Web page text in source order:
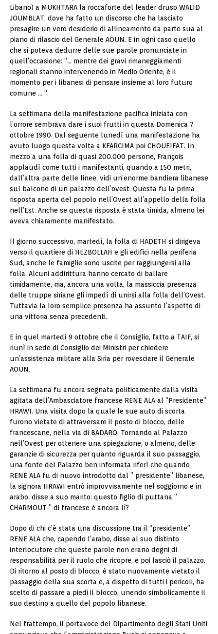
Libano) a MUKHTARA la roccaforte del leader druso WALID
JOUMBLAT, dove ha fatto un discorso che ha lasciato
presagire un vero desiderio di allineamento da parte sua al
piano di rilascio del Generale AOUN. E in ogni caso quello
che si poteva dedurre delle sue parole pronunciate in
quell’occasione: “… mentre dei gravi rimaneggiamenti
regionali stanno intervenendo in Medio Oriente, è il
momento per i libanesi di pensare insieme al loro futuro
comune … “.
La settimana della manifestazione pacifica iniziata con
l’orrore sembrava dare i suoi frutti in questa Domenica 7
ottobre 1990. Dal seguente lunedì una manifestazione ha
avuto luogo questa volta a KFARCIMA poi CHOUEIFAT. In
mezzo a una folla di quasi 200.000 persone, François
applaudì come tutti i manifestanti, quando a 150 metri,
dall’altra parte delle linee, vidi un’enorme bandiera libanese
sul balcone di un palazzo dell’ovest. Questa fu la prima
risposta aperta del popolo nell’Ovest all’appello della folla
nell’Est. Anche se questa risposta è stata timida, almeno lei
aveva chiaramente manifestato.
Il giorno successivo, martedì, la folla di HADETH si dirigeva
verso il quartiere di HEZBOLLAH e gli edifici nella periferia
Sud, anche le famiglie sono uscite per raggiungersi alla
folla. Alcuni addirittura hanno cercato di ballare
timidamente, ma, ancora una volta, la massiccia presenza
delle truppe siriane gli impedì di unirsi alla folla dell’Ovest.
Tuttavia la loro semplice presenza ha assunto l’aspetto di
una vittoria senza precedenti.
E in quel martedì 9 ottobre che il Consiglio, fatto a TAIF, si
riunì in sede di Consiglio dei Ministri per chiedere
un’assistenza militare alla Siria per rovesciare il Generale
AOUN.
La settimana fu ancora segnata politicamente dalla visita
agitata dell’Ambasciatore francese RENE ALA al “Presidente”
HRAWI. Una visita dopo la quale le sue auto di scorta
furono vietate di attraversare il posto di blocco, delle
francescane, nella via di BADARO. Tornando al Palazzo
nell’Ovest per ottenere una spiegazione, o almeno, delle
garanzie di sicurezza per quanto riguarda il suo passaggio,
una fonte del Palazzo ben informata riferì che quando
RENE ALA fu di nuovo introdotto dal ” presidente” libanese,
la signora HRAWI entrò improvvisamente nel soggiorno e in
arabo, disse a suo marito: questo figlio di puttana ”
CHARMOUT ” di francese è ancora lì?
Dopo di chi c’è stata una discussione tra il “presidente”
RENE ALA che, capendo l’arabo, disse al suo distinto
interlocutore che queste parole non erano degni di
responsabilità per il ruolo che ricopre, e poi lasciò il palazzo.
Di ritorno al posto di blocco, è stato nuovamente vietato il
passaggio della sua scorta e, a dispetto di tutti i pericoli, ha
scelto di passare a piedi il blocco, unendo simbolicamente il
suo destino a quello del popolo libanese.
Nel frattempo, il portavoce del Dipartimento degli Stati Uniti